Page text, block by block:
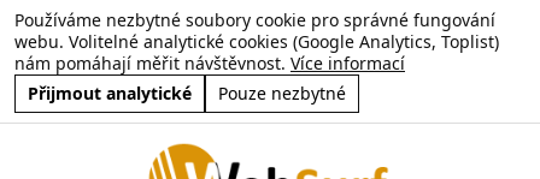
Používáme nezbytné soubory cookie pro správné fungování
webu. Volitelné analytické cookies (Google Analytics, Toplist)
nám pomáhají měřit návštěvnost. Více informací
Přijmout analytické
Pouze nezbytné